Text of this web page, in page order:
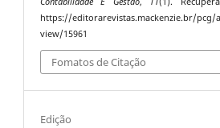
https://editorarevistas.mackenzie.br/pcg/
view/15961
Fomatos de Citação
Edição